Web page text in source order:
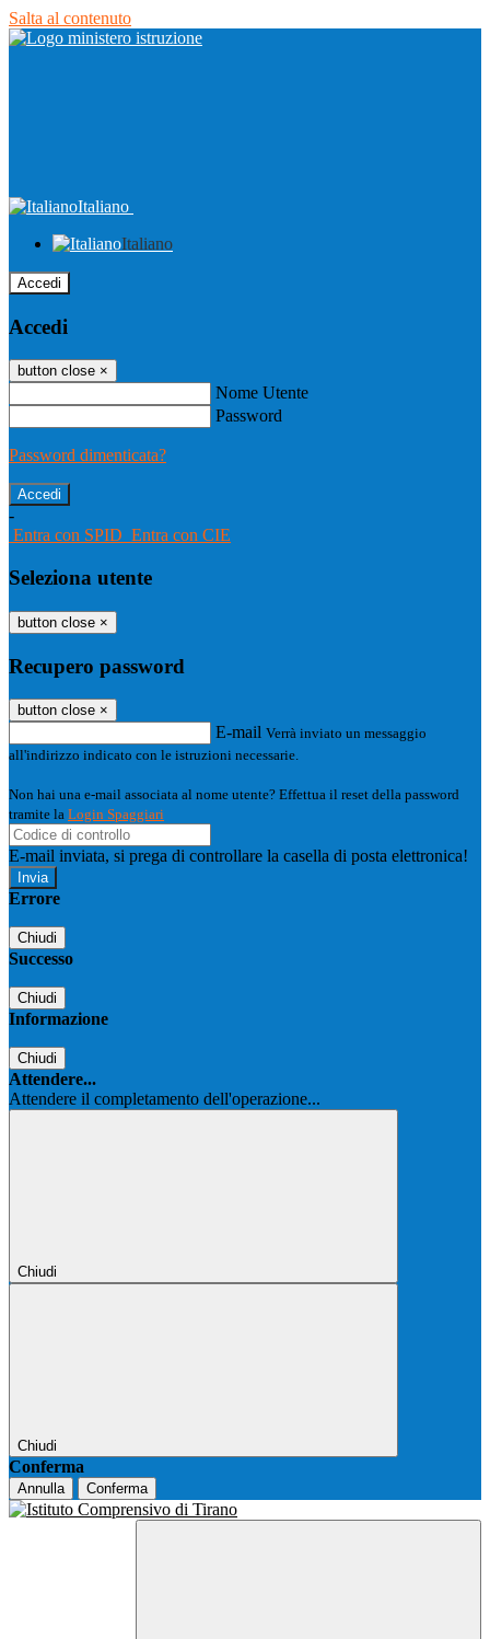
Salta al contenuto
Italiano
Italiano
Accedi
Accedi
button close ×
Nome Utente
Password
Password dimenticata?
-
Entra con SPID Entra con CIE
Seleziona utente
button close ×
Recupero password
button close ×
E-mail Verrà inviato un messaggio
all'indirizzo indicato con le istruzioni necessarie.
Non hai una e-mail associata al nome utente? Effettua il reset della password
tramite la Login Spaggiari
E-mail inviata, si prega di controllare la casella di posta elettronica!
Errore
Chiudi
Successo
Chiudi
Informazione
Chiudi
Attendere...
Attendere il completamento dell'operazione...
Chiudi
Chiudi
Conferma
Annulla Conferma